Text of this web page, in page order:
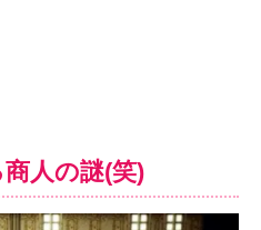
人の謎(笑)